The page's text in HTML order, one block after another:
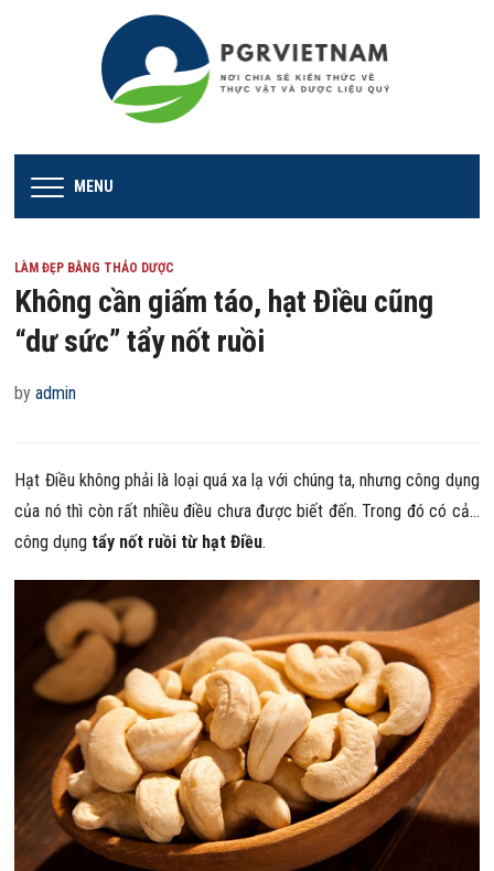
MENU
LÀM ĐẸP BẰNG THẢO DƯỢC
Không cần giấm táo, hạt Điều cũng
“dư sức” tẩy nốt ruồi
byadmin
Hạt Điều không phải là loại quá xa lạ với chúng ta, nhưng công dụng
của nó thì còn rất nhiều điều chưa được biết đến. Trong đó có cả…
công dụng tẩy nốt ruồi từ hạt Điều.